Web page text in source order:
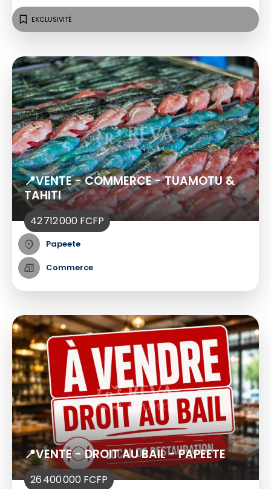
EXCLUSIVITÉ
📍VENTE - COMMERCE - TUAMOTU &
TAHITI
42 712 000 FCFP
Papeete
Commerce
📍VENTE - DROIT AU BAIL - PAPEETE
26 400 000 FCFP